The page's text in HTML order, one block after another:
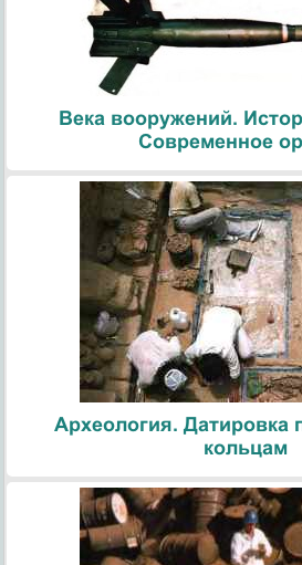
Века вооружений.
Современное
Археология. Датировка
кольцам